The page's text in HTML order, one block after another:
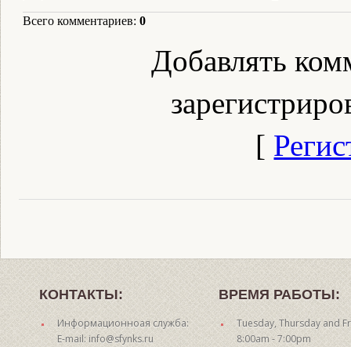
Всего комментариев: 0
Добавлять
[
КОНТАКТЫ:
Информационноая служба:
E-mail: info@sfynks.ru
ВРЕМЯ РАБОТЫ:
Tuesday, Thursday and
8:00am - 7:00pm